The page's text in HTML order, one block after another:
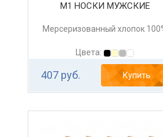
М1 НОСКИ МУЖСКИЕ
Мерсеризованный хлопок
Цвета:
407 руб. Купить